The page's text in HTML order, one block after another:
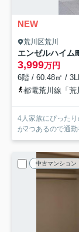
NEW
荒川区荒川
エンゼルハイム
3,999万円
6階 / 60.48㎡ /
都電荒川線「
4人家族にぴった
が2つあるので通
中古マンション